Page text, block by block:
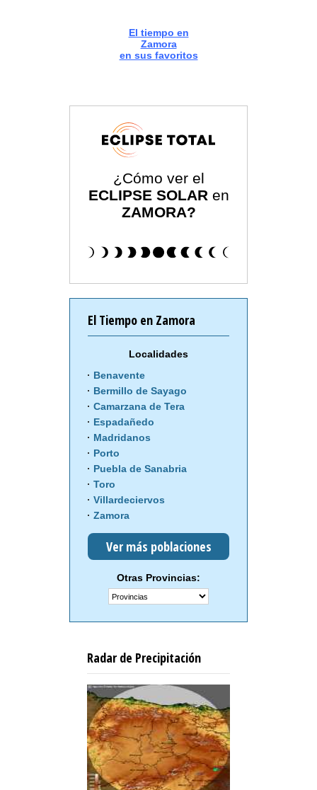
El tiempo en
Zamora
en sus favoritos
¿Cómo ver el
ECLIPSE SOLAR en
ZAMORA?
El Tiempo en Zamora
Localidades
Benavente
Bermillo de Sayago
Camarzana de Tera
Espadañedo
Madridanos
Porto
Puebla de Sanabria
Toro
Villardeciervos
Zamora
Ver más poblaciones
Otras Provincias:
Radar de Precipitación